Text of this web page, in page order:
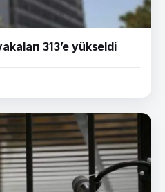
313’e yükseldi